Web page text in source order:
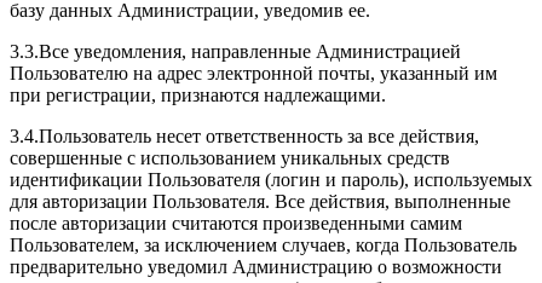
базу данных Администрации, уведомив ее.
3.3.Все уведомления, направленные Администрацией
Пользователю на адрес электронной почты, указанный им
при регистрации, признаются надлежащими.
3.4.Пользователь несет ответственность за все действия,
совершенные с использованием уникальных средств
идентификации Пользователя (логин и пароль), используемых
для авторизации Пользователя. Все действия, выполненные
после авторизации считаются произведенными самим
Пользователем, за исключением случаев, когда Пользователь
предварительно уведомил Администрацию о возможности